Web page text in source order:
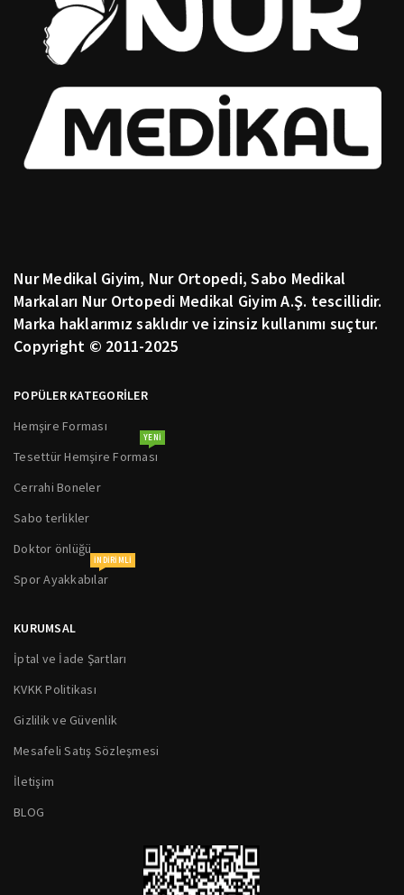
Nur Medikal Giyim, Nur Ortopedi, Sabo Medikal
Markaları Nur Ortopedi Medikal Giyim A.Ş. tescillidir.
Marka haklarımız saklıdır ve izinsiz kullanımı suçtur.
Copyright © 2011-2025
POPÜLER KATEGORİLER
Hemşire Forması
Tesettür Hemşire Forması
YENI
Cerrahi Boneler
Sabo terlikler
Doktor önlüğü
Spor Ayakkabılar
INDIRIMLI
KURUMSAL
İptal ve İade Şartları
KVKK Politikası
Gizlilik ve Güvenlik
Mesafeli Satış Sözleşmesi
İletişim
BLOG